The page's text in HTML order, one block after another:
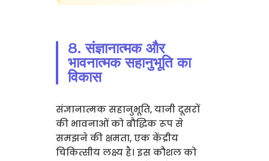
8. संज्ञानात्मक और
भावनात्मक सहानुभूति का
विकास
संज्ञानात्मक सहानुभूति, यानी दूसरों
की भावनाओं को बौद्धिक रूप से
समझने की क्षमता, एक केंद्रीय
चिकित्सीय लक्ष्य है। इस कौशल को